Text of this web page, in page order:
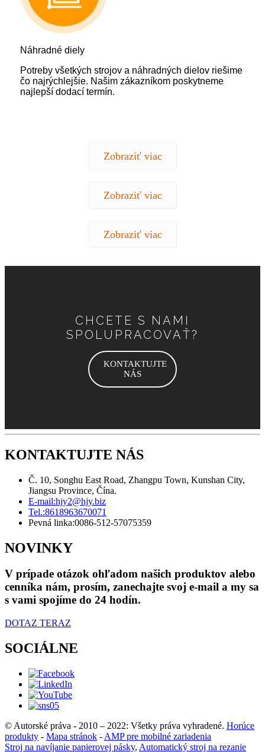
Náhradné diely
Potreby všetkých strojov a náhradných dielov riešime
čo najrýchlejšie. Našim zákazníkom poskytneme
najlepší dodací termín.
Zobraziť viac
Zobraziť viac
Zobraziť viac
CHCETE S NAMI
SPOLUPRACOVAŤ?
KONTAKTUJTE
NÁS
KONTAKTUJTE NÁS
Č. 10, Songhu East Road, Zhangpu Town, Kunshan City,
Jiangsu Province, Čína.
E-mail:hjy2@hjy.biz
Tel.:8618963670071
Pevná linka:0086-512-57075359
NOVINKY
V prípade otázok ohľadom našich produktov alebo
cenníka nám, prosím, zanechajte svoj e-mail a my sa
s vami spojíme do 24 hodín.
DOTAZ TERAZ
SOCIÁLNE
© Autorské práva - 2010 – 2022: Všetky práva vyhradené. Horúce
produkty - Mapa stránok - AMP pre mobilné zariadenia
Stroj na navíjanie papierovej pásky, Automatický stroj na rezanie